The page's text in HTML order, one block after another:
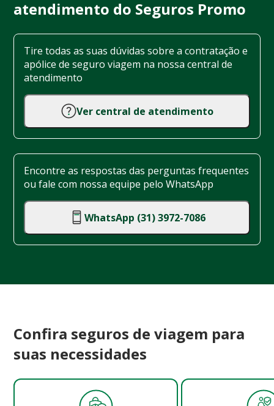
atendimento do Seguros Promo
Tire todas as suas dúvidas sobre a contratação e
apólice de seguro viagem na nossa central de
atendimento
Ver central de atendimento
Encontre as respostas das perguntas frequentes
ou fale com nossa equipe pelo WhatsApp
WhatsApp (31) 3972-7086
Confira seguros de viagem para
suas necessidades